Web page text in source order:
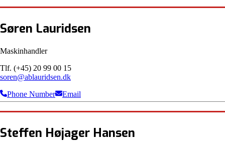
Søren Lauridsen
Maskinhandler
Tlf. (+45) 20 99 00 15
soren@ablauridsen.dk
Phone Number
Email
Steffen Højager Hansen